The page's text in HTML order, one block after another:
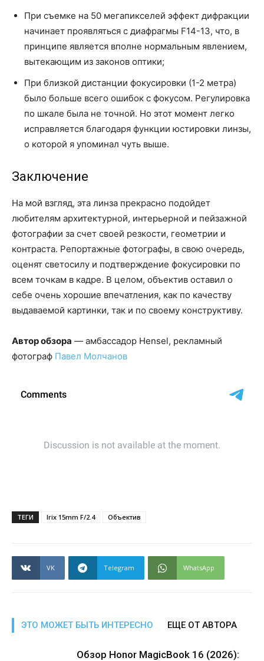
При съемке на 50 мегапикселей эффект дифракции
начинает проявляться с диафрагмы F14-13, что, в
принципе является вполне нормальным явлением,
вытекающим из законов оптики;
При близкой дистанции фокусировки (1-2 метра)
было больше всего ошибок с фокусом. Регулировка
по шкале была не точной. Но этот момент легко
исправляется благодаря функции юстировки линзы,
о которой я упоминал чуть выше.
Заключение
На мой взгляд, эта линза прекрасно подойдет
любителям архитектурной, интерьерной и пейзажной
фотографии за счет своей резкости, геометрии и
контраста. Репортажные фотографы, в свою очередь,
оценят светосилу и подтверждение фокусировки по
всем точкам в кадре. В целом, объектив оставил о
себе очень хорошие впечатления, как по качеству
выдаваемой картинки, так и по своему конструктиву.
Автор обзора — амбассадор Hensel, рекламный
фотограф Павел Молчанов
ТЕГИ Irix 15mm F/2.4 Объектив
VK Telegram WhatsApp
ЭТО МОЖЕТ БЫТЬ ИНТЕРЕСНО ЕЩЕ ОТ АВТОРА
Обзор Honor MagicBook 16 (2026):